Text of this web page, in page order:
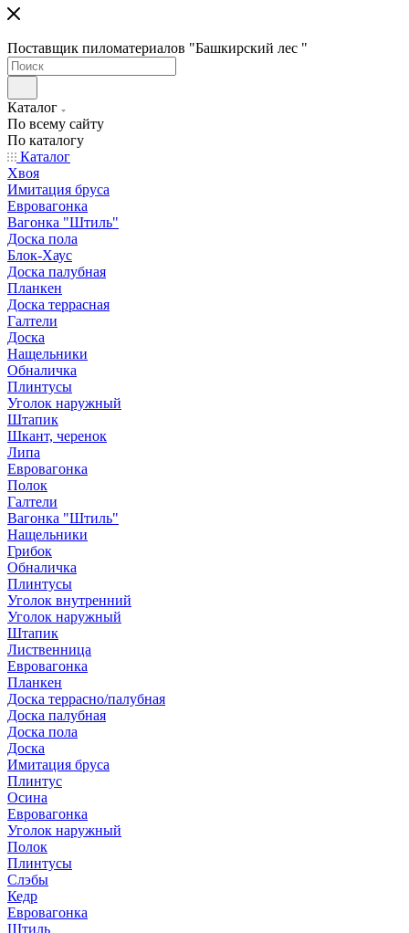
Поставщик пиломатериалов "Башкирский лес "
Каталог
По всему сайту
По каталогу
Каталог
Хвоя
Имитация бруса
Евровагонка
Вагонка "Штиль"
Доска пола
Блок-Хаус
Доска палубная
Планкен
Доска террасная
Галтели
Доска
Нащельники
Обналичка
Плинтусы
Уголок наружный
Штапик
Шкант, черенок
Липа
Евровагонка
Полок
Галтели
Вагонка "Штиль"
Нащельники
Грибок
Обналичка
Плинтусы
Уголок внутренний
Уголок наружный
Штапик
Лиственница
Евровагонка
Планкен
Доска террасно/палубная
Доска палубная
Доска пола
Доска
Имитация бруса
Плинтус
Осина
Евровагонка
Уголок наружный
Полок
Плинтусы
Слэбы
Кедр
Евровагонка
Штиль